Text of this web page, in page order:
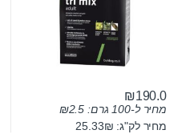
₪190.0
מחיר ל-100 גרם: ₪2.5
מחיר לק"ג: 25.33₪